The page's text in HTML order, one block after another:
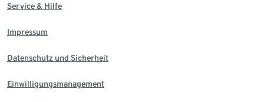
Service & Hilfe
Impressum
Datenschutz und Sicherheit
Einwilligungsmanagement